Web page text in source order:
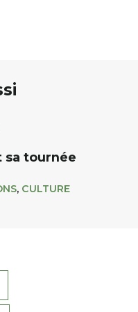
sa tournée
, CULTURE